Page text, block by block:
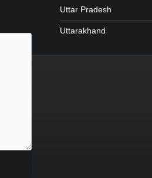
Uttar Pradesh
Uttarakhand